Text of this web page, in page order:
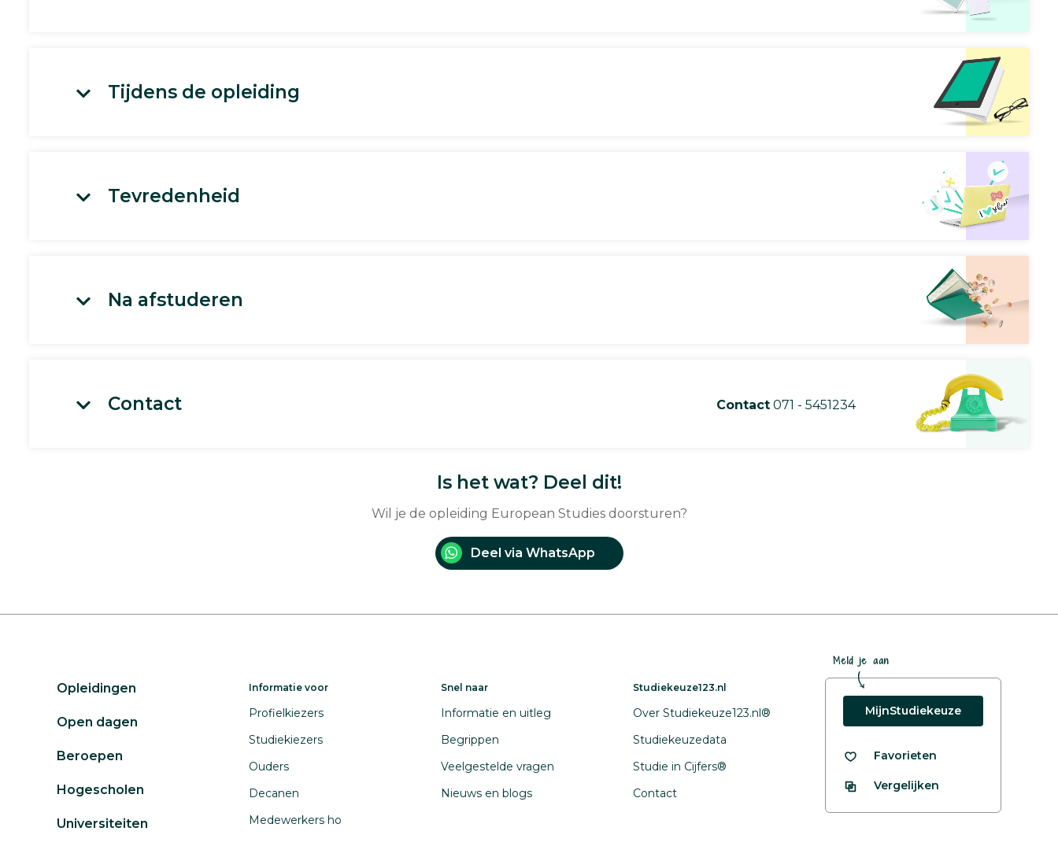
Tijdens de opleiding
Tevredenheid
Na afstuderen
Contact Contact 071 - 5451234
Is het wat? Deel dit!
Wil je de opleiding European Studies doorsturen?
Deel via WhatsApp
Opleidingen
Open dagen
Beroepen
Hogescholen
Universiteiten
Informatie voor
Profielkiezers
Studiekiezers
Ouders
Decanen
Medewerkers ho
Snel naar
Informatie en uitleg
Begrippen
Veelgestelde vragen
Nieuws en blogs
Studiekeuze123.nl
Over Studiekeuze123.nl®
Studiekeuzedata
Studie in Cijfers®
Contact
Meld je aan
MijnStudiekeuze
Favorieten
Vergelijken